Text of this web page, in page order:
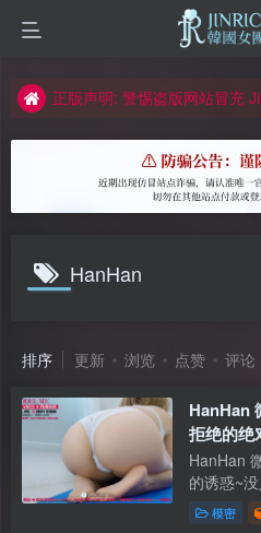
正版声明: 警惕盗版网站冒充
因粉丝房被举报给主播糟下架
所有ED2K链接仅支持115网盘/
关于 PikPak 下播放视频呈现
正版声明: 警惕盗版网站冒充
HanHan
排序 更新 浏览 点赞 评论
HanHan
拒绝的绝
HanHan
的诱惑~
在倾泻而
strength
模密